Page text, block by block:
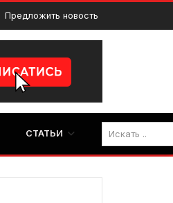
Предложить новость
СТАТЬИ